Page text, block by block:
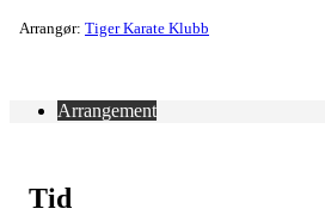
Arrangør: Tiger Karate Klubb
Arrangement
Tid